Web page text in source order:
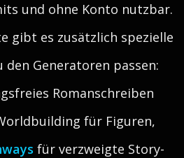
und ohne Konto nutzbar.
gibt es zusätzlich spezielle
Generatoren passen:
Romanschreiben
für Figuren,
für verzweigte Story-